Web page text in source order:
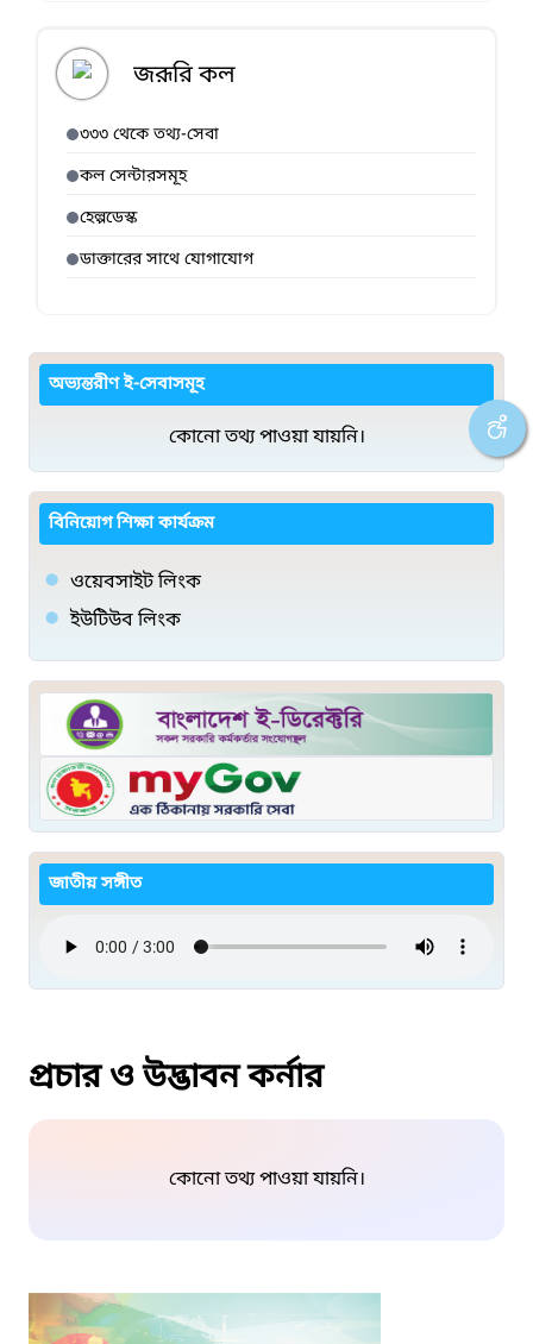
জরূরি কল
৩৩৩ থেকে তথ্য-সেবা
কল সেন্টারসমূহ
হেল্পডেস্ক
ডাক্তারের সাথে যোগাযোগ
অভ্যন্তরীণ ই-সেবাসমূহ
কোনো তথ্য পাওয়া যায়নি।
বিনিয়োগ শিক্ষা কার্যক্রম
ওয়েবসাইট লিংক
ইউটিউব লিংক
জাতীয় সঙ্গীত
প্রচার ও উদ্ভাবন কর্নার
কোনো তথ্য পাওয়া যায়নি।